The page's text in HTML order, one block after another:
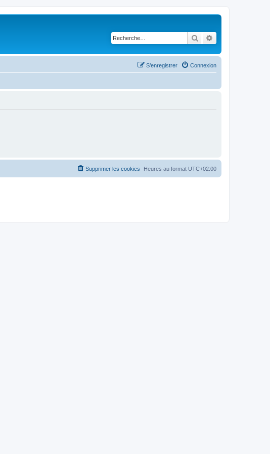
Rechercher
Connexion
S’enregistrer
Heures au format UTC+02:00
Supprimer les cookies